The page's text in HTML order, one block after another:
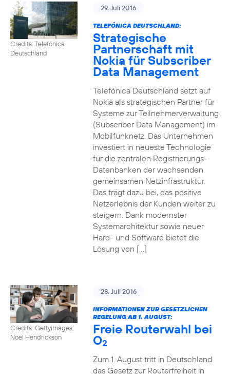
Credits: Telefónica
Deutschland
29. Juli 2016
TELEFÓNICA DEUTSCHLAND:
Strategische
Partnerschaft mit
Nokia für Subscriber
Data Management
Telefónica Deutschland setzt auf
Nokia als strategischen Partner für
Systeme zur Teilnehmerverwaltung
(Subscriber Data Management) im
Mobilfunknetz. Das Unternehmen
investiert in neueste Technologie
für die zentralen Registrierungs-
Datenbanken der wachsenden
gemeinsamen Netzinfrastruktur.
Das trägt dazu bei, das positive
Netzerlebnis der Kunden weiter zu
steigern. Dank modernster
Systemarchitektur sowie neuer
Hard- und Software bietet die
Lösung von […]
Credits: Gettyimages,
Noel Hendrickson
28. Juli 2016
INFORMATIONEN ZUR GESETZLICHEN
REGELUNG AB 1. AUGUST:
Freie Routerwahl bei
O2
Zum 1. August tritt in Deutschland
das Gesetz zur Routerfreiheit in